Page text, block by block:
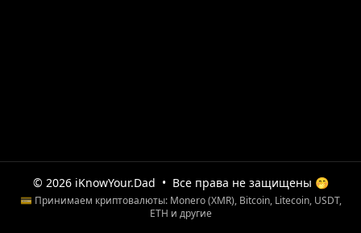
© 2026 iKnowYour.Dad • Все права не защищены 🤭
💳 Принимаем криптовалюты: Monero (XMR), Bitcoin, Litecoin, USDT,
ETH и другие